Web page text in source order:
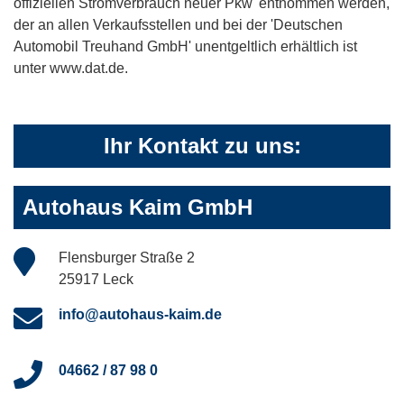
der an allen Verkaufsstellen und bei der 'Deutschen
Automobil Treuhand GmbH' unentgeltlich erhältlich ist
unter www.dat.de.
Ihr Kontakt zu uns:
Autohaus Kaim GmbH
Flensburger Straße 2
25917 Leck
info@autohaus-kaim.de
04662 / 87 98 0